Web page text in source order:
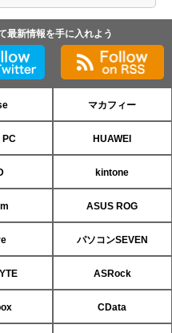
最新情報を手に入れよう
マカフィー
PC HUAWEI
kintone
ASUS ROG
パソコンSEVEN
ASRock
CData